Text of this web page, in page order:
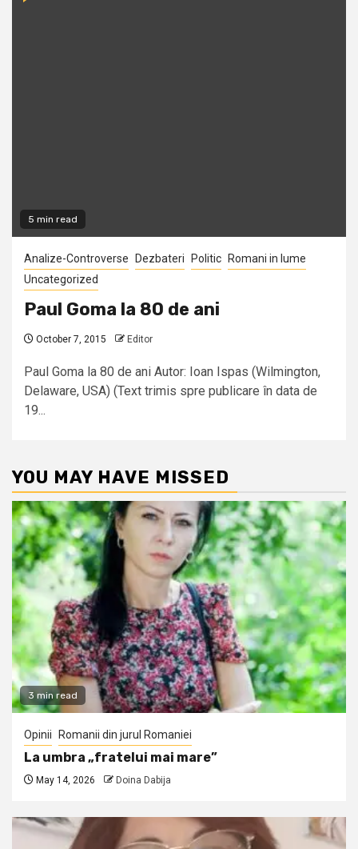
5 min read
Analize-Controverse Dezbateri Politic
Romani in lume
Uncategorized
Paul Goma la 80 de ani
October 7, 2015 Editor
Paul Goma la 80 de ani Autor: Ioan Ispas (Wilmington,
Delaware, USA) (Text trimis spre publicare în data de
19...
YOU MAY HAVE MISSED
3 min read
Opinii Romanii din jurul Romaniei
La umbra „fratelui mai mare”
May 14, 2026 Doina Dabija